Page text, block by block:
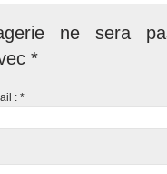
ne sera
*
: *